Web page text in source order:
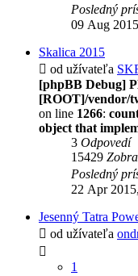
Posledný
09 Aug
Skalica 2015
od užívateľa
[phpBB Debug]
[ROOT]/vendor/
on line 1266:
object that
3 Odpovedí
15429
Posledný
22 Apr
Jesenný Tatra
od užívateľa
1